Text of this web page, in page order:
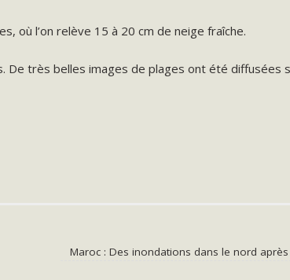
où l’on relève 15 à 20 cm de neige fraîche.
très belles images de plages ont été diffusées
Maroc : Des inondations dans le nord